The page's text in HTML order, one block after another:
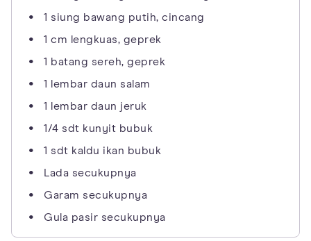
1 siung bawang putih, cincang
1 cm lengkuas, geprek
1 batang sereh, geprek
1 lembar daun salam
1 lembar daun jeruk
1/4 sdt kunyit bubuk
1 sdt kaldu ikan bubuk
Lada secukupnya
Garam secukupnya
Gula pasir secukupnya